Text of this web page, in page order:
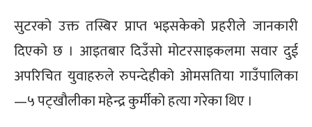
सुटरको उक्त तस्बिर प्राप्त भइसकेको प्रहरीले जानकारी
दिएको छ । आइतबार दिउँसो मोटरसाइकलमा सवार दुई
अपरिचित युवाहरुले रुपन्देहीको ओमसतिया गाउँपालिका
—५ पट्खौलीका महेन्द्र कुर्मीको हत्या गरेका थिए ।